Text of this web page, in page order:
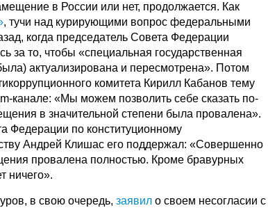
в России или нет, продолжается. Как
, тучи над курирующими вопрос федеральными
когда председатель Совета Федерации
за то, чтобы «специальная государственная
актуализирована и пересмотрена». Потом
комитета Кирилл Кабанов тему
канале: «Мы можем позволить себе сказать по-
в значительной степени была провалена».
Федерации по конституционному
Андрей Клишас его поддержал: «Совершенно
провалена полностью. Кроме бравурных
ничего».
в свою очередь,заявил о своем несогласии с